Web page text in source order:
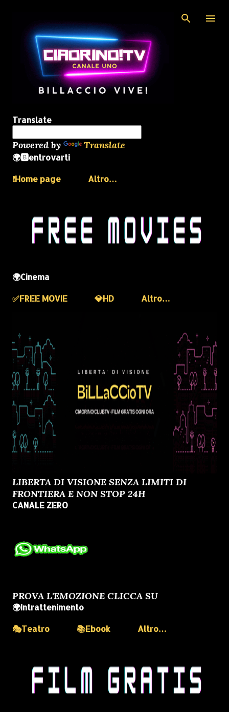
Translate
Powered by Translate
🌍🅱️entrovarti
❗️Home page
Altro…
🌍Cinema
✅️FREE MOVIE
💎HD Altro…
LIBERTA DI VISIONE SENZA LIMITI DI
FRONTIERA E NON STOP 24H
CANALE ZERO
PROVA L'EMOZIONE CLICCA SU
🌍Intrattenimento
🎭Teatro
📚Ebook Altro…